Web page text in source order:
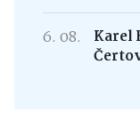
6. 08.
Karel